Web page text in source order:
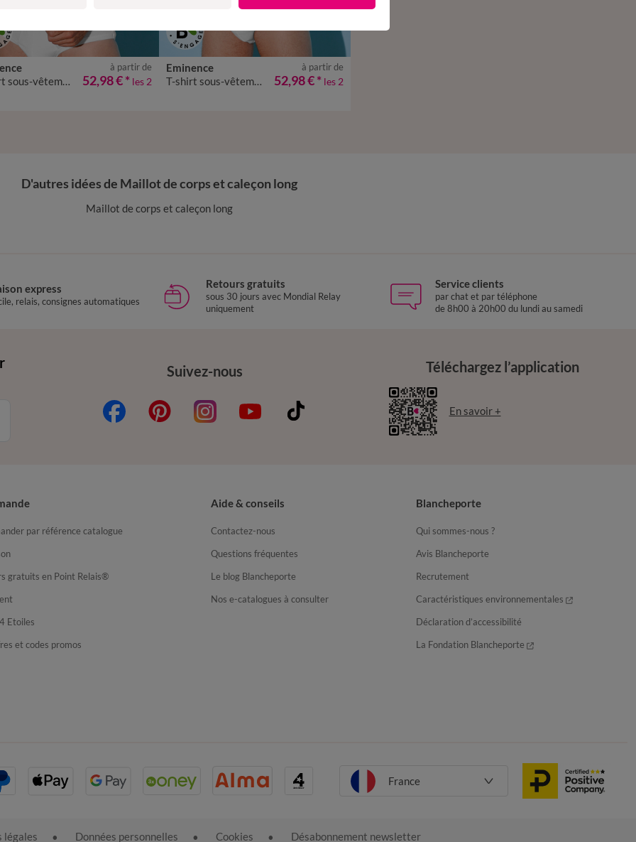
M 4XL
T-shirt sous-vêtement homme ras de cou - lot de 2
à partir de
52,98 €* les 2
M 4XL
Eminence
T-shirt sous-vêtement homme col V - lot de 2
à partir de
52,98 €* les 2
D'autres idées de Maillot de corps et caleçon long
Maillot de corps et caleçon long
express
relais, consignes automatiques
Retours gratuits
sous 30 jours avec Mondial Relay
uniquement
Service clients
par chat et par téléphone
de 8h00 à 20h00 du lundi au samedi
Suivez-nous Téléchargez l’application
En savoir +
par référence catalogue
gratuits en Point Relais®
Etoiles
et codes promos
Aide & conseils
Contactez-nous
Questions fréquentes
Le blog Blancheporte
Nos e-catalogues à consulter
Blancheporte
Qui sommes-nous ?
Avis Blancheporte
Recrutement
Caractéristiques environnementales
Déclaration d’accessibilité
La Fondation Blancheporte
France
légales Données personnelles Cookies Désabonnement newsletter